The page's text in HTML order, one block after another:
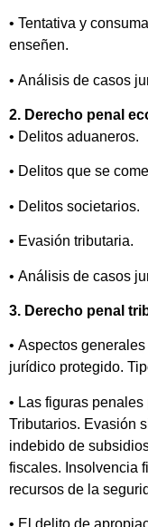
• Tentativa y
enseñen.
• Análisis de casos
2. Derecho penal
• Delitos aduaneros.
• Delitos que se
• Delitos societarios.
• Evasión tributaria.
• Análisis de casos
3. Derecho penal
• Aspectos
jurídico protegido.
• Las figuras
Tributarios. Evasión
indebido de
fiscales. Insolvencia
recursos de la